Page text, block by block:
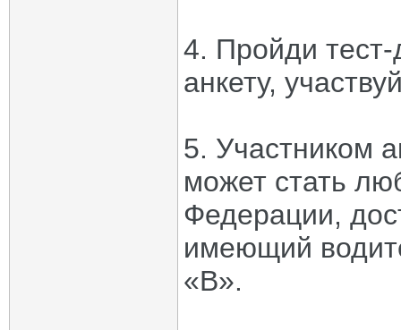
4. Пройди
анкету,
5. Участником
может стать
Федерации,
имеющий
«B».